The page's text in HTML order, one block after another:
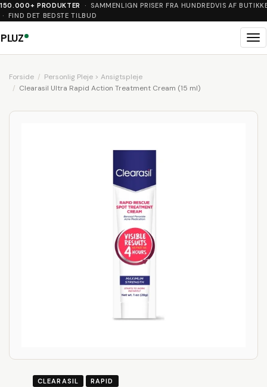
150.000+ PRODUKTER
· SAMMENLIGN PRISER FRA HUNDREDVIS AF
· FIND DET BEDSTE TILBUD
PLUZ
Forside
Personlig Pleje > Ansigtspleje
Clearasil Ultra Rapid Action Treatment Cream (15 ml)
CLEARASIL RAPID